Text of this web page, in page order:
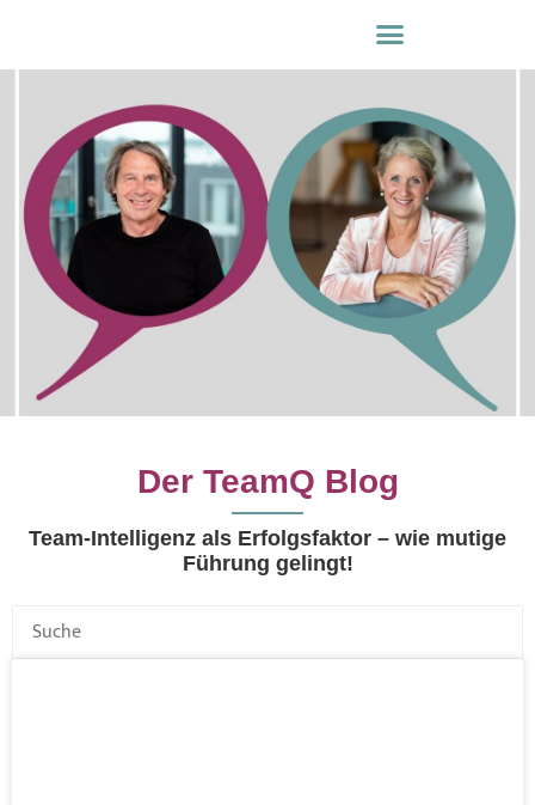
Der TeamQ Blog
Team-Intelligenz als Erfolgsfaktor – wie mutige
Führung gelingt!